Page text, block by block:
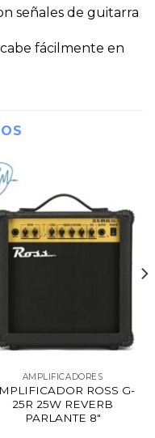
señales de guitarra
fácilmente en
AMPLIFICADORES
ROSS G-
25R 25W REVERB
PARLANTE 8″